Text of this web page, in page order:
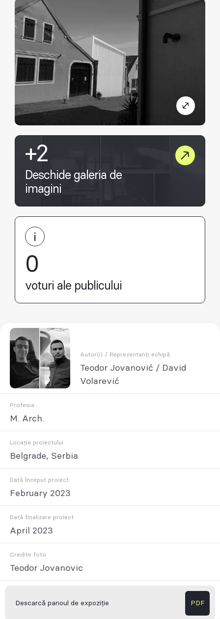
+2
Deschide galeria de
imagini
0
voturi ale publicului
Autor(i) / Reprezentanți echipă
Teodor Jovanović / David
Volarević
Profesia
M. Arch.
Locația proiectului
Belgrade, Serbia
Dată început proiect
February 2023
Dată finalizare proiect
April 2023
Credite foto
Teodor Jovanovic
Descarcă panoul de expoziție PDF